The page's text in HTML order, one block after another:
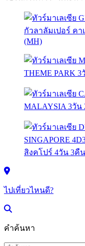
ไปเที่ยวไหนดี?
คำค้นหา